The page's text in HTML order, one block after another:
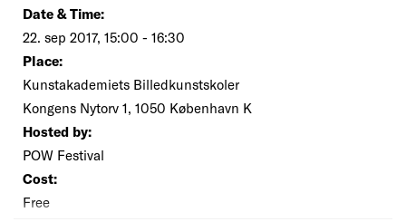
Date & Time:
22. sep 2017, 15:00 - 16:30
Place:
Kunstakademiets Billedkunstskoler
Kongens Nytorv 1, 1050 København K
Hosted by:
POW Festival
Cost:
Free